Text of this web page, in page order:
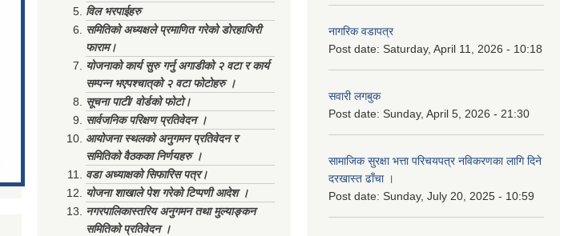
विल भरपाईहरु
समितिको अध्यक्षले प्रमाणित गरेको डोरहाजिरी
फाराम।
योजनाको कार्य सुरु गर्नु अगाडीको २ वटा र कार्य
सम्पन्न भएपश्चात्‌को २ वटा फोटोहरु ।
सूचना पाटी/ वोर्डको फोटो।
सार्वजनिक परिक्षण प्रतिवेदन ।
आयोजना स्थलको अनुगमन प्रतिवेदन र
समितिको वैठकका निर्णयहरु ।
वडा अध्याक्षको सिफारिस पत्र।
योजना शाखाले पेश गरेको टिप्पणी आदेश ।
नगरपालिकास्तरिय अनुगमन तथा मुल्याङ्कन
समितिको प्रतिवेदन ।
नागरिक वडापत्र
Post date: Saturday, April 11, 2026 - 10:18
सवारी लगबुक
Post date: Sunday, April 5, 2026 - 21:30
सामाजिक सुरक्षा भत्ता परिचयपत्र नविकरणका लागि दिने
दरखास्त ढाँचा ।
Post date: Sunday, July 20, 2025 - 10:59